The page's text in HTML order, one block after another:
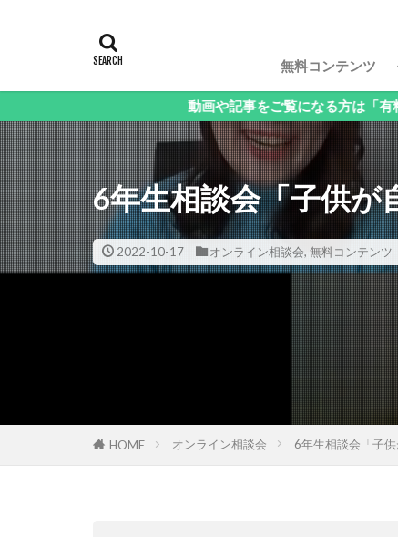
無料コンテンツ
動画や記事をご覧になる方は「有料会員」、イベン
6年生相談会「子供が
2022-10-17 オンライン相談会, 無料コンテンツ
HOME オンライン相談会 6年生相談会「子供